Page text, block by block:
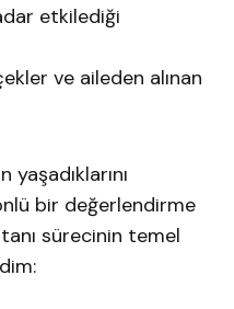
etkilediği
ve aileden alınan
yaşadıklarını
bir değerlendirme
sürecinin temel